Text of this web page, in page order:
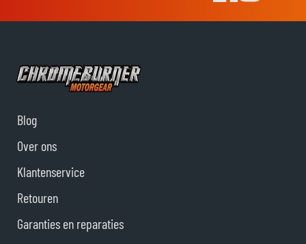
Blog
Over ons
Klantenservice
Retouren
Garanties en reparaties